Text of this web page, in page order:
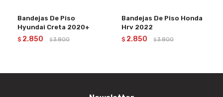
Bandejas De Piso
Hyundai Creta 2020+
$ 2.850 $ 3.800
Bandejas De Piso Honda
Hrv 2022
$ 2.850 $ 3.800